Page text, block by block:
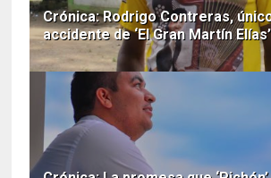
Crónica: Rodrigo Contreras,
accidente de ‘El Gran Martín Elías’